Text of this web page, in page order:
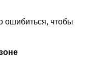
ошибиться, чтобы